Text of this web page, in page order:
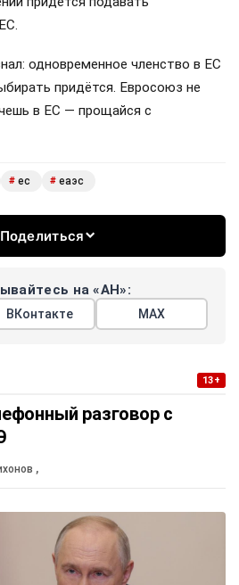
одновременное членство в ЕС
придётся. Евросоюз не
в ЕС — прощайся с
# ес # еаэс
Поделиться
на «АН»:
ВКонтакте МАХ
13+
разговор с
,